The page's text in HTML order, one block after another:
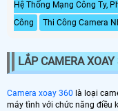
Hệ Thống Mạng Công Ty,
Công
Thi Công Camera
LẮP CAMERA
Camera xoay 360 là loại
máy tình với chức năng điều